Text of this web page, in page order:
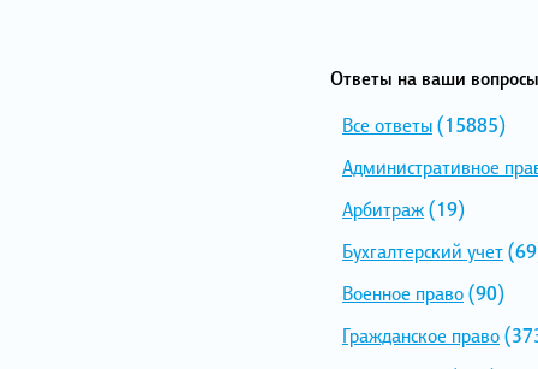
Ответы на ваши
Все ответы(15885)
Административное
Арбитраж(19)
Бухгалтерский учет
Военное право(90)
Гражданское право